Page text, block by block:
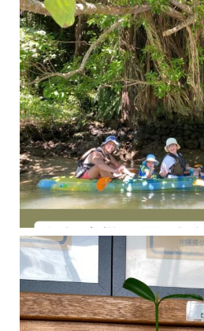
今年の1月にお店に植えたマングローブ(メヒルギ)の苗が成長してきました
マングロ